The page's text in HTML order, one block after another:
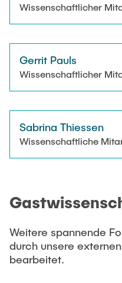
Wissenschaftlicher
Gerrit Pauls
Wissenschaftlicher
Sabrina Thiessen
Wissenschaftliche
Weitere spannende
durch unsere
bearbeitet.